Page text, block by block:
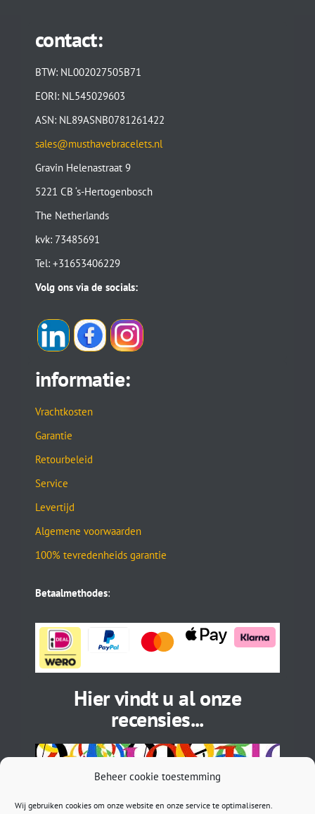
Beheer cookie toestemming
Wij gebruiken cookies om onze website en onze service te optimaliseren.
contact:
BTW: NL002027505B71
EORI: NL545029603
ASN: NL89ASNB0781261422
sales@musthavebracelets.nl
Gravin Helenastraat 9
5221 CB ‘s-Hertogenbosch
The Netherlands
kvk: 73485691
Tel: +31653406229
Volg ons via de socials:
informatie:
Vrachtkosten
Garantie
Retourbeleid
Service
Levertijd
Algemene voorwaarden
100% tevredenheids garantie
Betaalmethodes:
Hier vindt u al onze
recensies...